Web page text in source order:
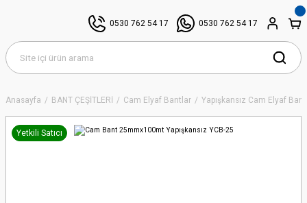
0530 762 54 17 0530 762 54 17
Anasayfa BANT ÇEŞİTLERİ Cam Elyaf Bantlar Yapışkansız Cam Elyaf
Yetkili Satıcı